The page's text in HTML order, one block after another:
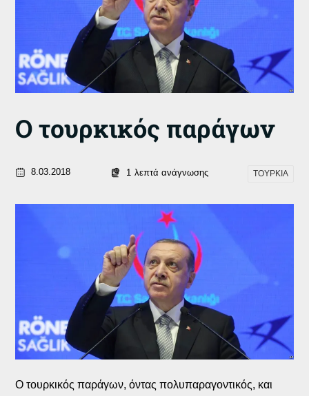
Ο τουρκικός παράγων
8.03.2018 1 λεπτά ανάγνωσης ΤΟΥΡΚΙΑ
Ο τουρκικός παράγων, όντας πολυπαραγοντικός, και